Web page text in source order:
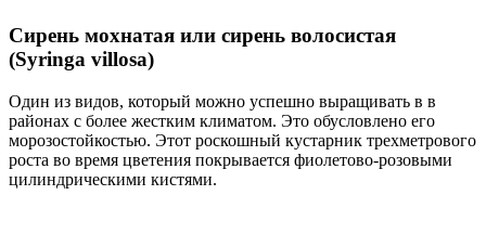
Сирень мохнатая или сирень волосистая
(Syringa villosa)
Один из видов, который можно успешно выращивать в в
районах с более жестким климатом. Это обусловлено его
морозостойкостью. Этот роскошный кустарник трехметрового
роста во время цветения покрывается фиолетово-розовыми
цилиндрическими кистями.